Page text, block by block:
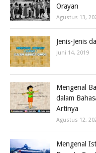
Orayan
Agustus 13,
Jenis-Jenis
Juni 14, 2019
Mengenal
dalam
Artinya
Agustus 12,
Mengenal